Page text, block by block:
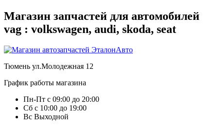
Магазин запчастей для автомобилей
vag : volkswagen, audi, skoda, seat
Тюмень ул.Молодежная 12
График работы магазина
Пн-Пт с 09:00 до 20:00
Сб с 10:00 до 19:00
Вс Выходной